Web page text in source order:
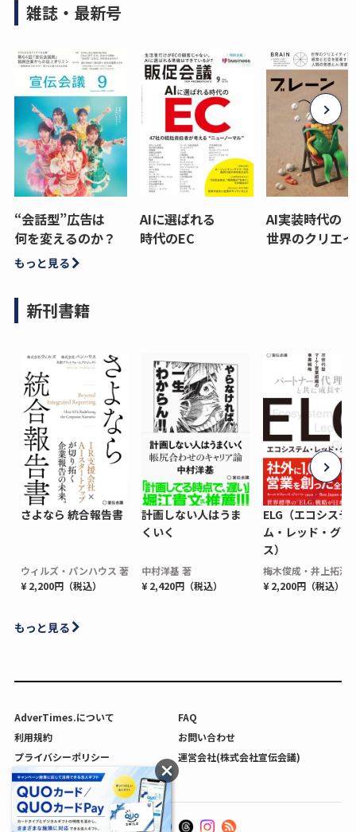
雑誌・最新号
“会話型”広告は
何を変えるのか？
AIに選ばれる
時代のEC
AI実装時代の
世界のクリエ
もっと見る
新刊書籍
さよなら 統合報告書
ウィルズ・パンハウス 著
¥ 2,200円（税込）
計画しない人はうま
くいく
中村洋基 著
¥ 2,420円（税込）
ELG（エコシステ
ム・レッド・グロ
ス）
梅木俊成・井上拓海
¥ 2,200円（税込）
もっと見る
AdverTimes.について
FAQ
利用規約
お問い合わせ
プライバシーポリシー
運営会社(株式会社宣伝会議)
利用者情報の外部送信について